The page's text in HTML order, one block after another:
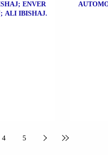
ENVER
ALI IBISHAJ.
4 5